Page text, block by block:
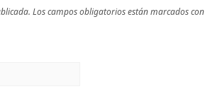
Los campos obligatorios están marcados con